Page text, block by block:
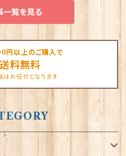
一覧を見る
円以上のご購入で
料無料
お任せとなります